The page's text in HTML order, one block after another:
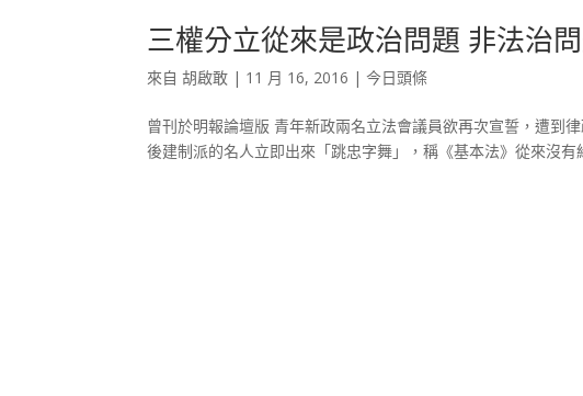
三權分立從來是政治問題 非法治
來自胡啟敢 | 11 月 16, 2016 |今日頭條
曾刊於明報論壇版 青年新政兩名立法會議員欲再次宣誓，遭到
後建制派的名人立即出來「跳忠字舞」，稱《基本法》從來沒